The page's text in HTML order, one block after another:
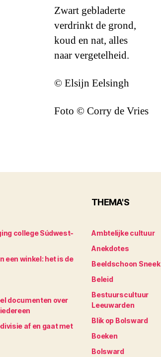
Zwart gebladerte
verdrinkt de grond,
koud en nat, alles
naar vergetelheid.
© Elsijn Eelsingh
Foto © Corry de Vries
college Súdwest-
een winkel: het is de
documenten over
af en gaat met
THEMA'S
Ambtelijke cultuur
Anekdotes
Beeldschoon Sneek
Beleid
Bestuurscultuur
Leeuwarden
Blik op Bolsward
Boeken
Bolsward